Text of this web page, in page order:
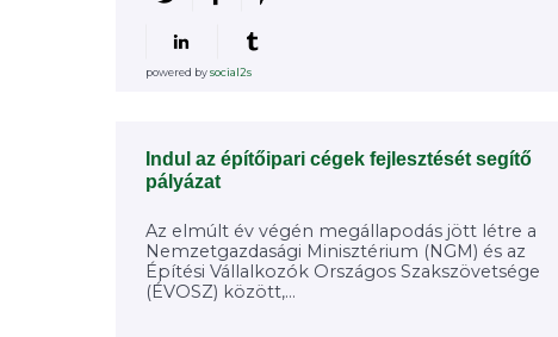
powered bysocial2s
Indul az építőipari cégek fejlesztését segítő
pályázat
Az elmúlt év végén megállapodás jött létre a
Nemzetgazdasági Minisztérium (NGM) és az
Építési Vállalkozók Országos Szakszövetsége
(ÉVOSZ) között,...